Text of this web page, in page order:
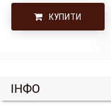
КУПИТИ
ІНФО